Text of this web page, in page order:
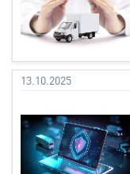
13.10.2025